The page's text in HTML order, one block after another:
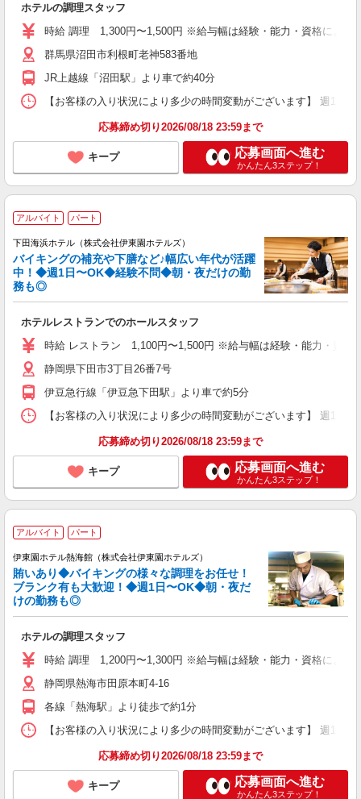
ホテルの調理スタッフ
時給 調理 1,300円〜1,500円 ※給与幅は経験・能力・資格による
群馬県沼田市利根町老神583番地
JR上越線「沼田駅」より車で約40分
【お客様の入り状況により多少の時間変動がございます】 週1日
応募締め切り2026/08/18 23:59まで
キープ 応募画面へ進む
かんたん3ステップ！
アルバイト パート
下田海浜ホテル（株式会社伊東園ホテルズ）
バイキングの補充や下膳など♪幅広い年代が活躍
中！◆週1日〜OK◆経験不問◆朝・夜だけの勤
務も◎
ホテルレストランでのホールスタッフ
時給 レストラン 1,100円〜1,500円 ※給与幅は経験・能力・資格
静岡県下田市3丁目26番7号
伊豆急行線「伊豆急下田駅」より車で約5分
【お客様の入り状況により多少の時間変動がございます】 週1日
応募締め切り2026/08/18 23:59まで
キープ 応募画面へ進む
かんたん3ステップ！
アルバイト パート
伊東園ホテル熱海館（株式会社伊東園ホテルズ）
賄いあり◆バイキングの様々な調理をお任せ！
ブランク有も大歓迎！◆週1日〜OK◆朝・夜だ
けの勤務も◎
ホテルの調理スタッフ
時給 調理 1,200円〜1,300円 ※給与幅は経験・能力・資格による
静岡県熱海市田原本町4-16
各線「熱海駅」より徒歩で約1分
【お客様の入り状況により多少の時間変動がございます】 週1日
応募締め切り2026/08/18 23:59まで
キープ 応募画面へ進む
かんたん3ステップ！